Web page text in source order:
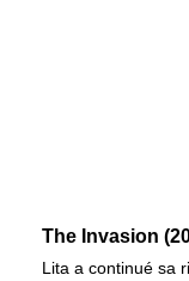
The Invasion
Lita a continué sa